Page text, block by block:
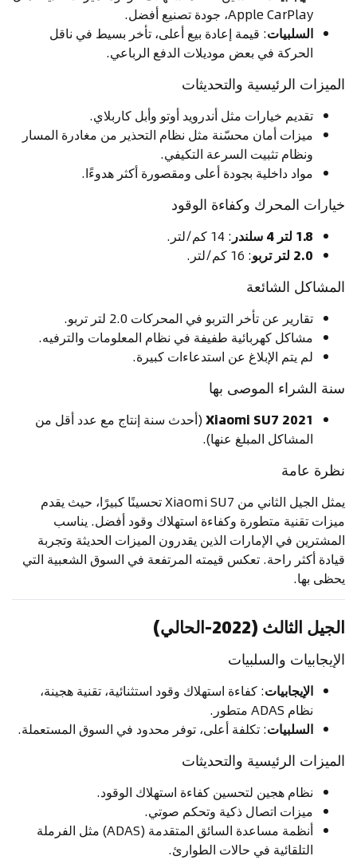
Apple CarPlay، جودة تصنيع أفضل.
السلبيات: قيمة إعادة بيع أعلى، تأخر بسيط في ناقل
الحركة في بعض موديلات الدفع الرباعي.
الميزات الرئيسية والتحديثات
تقديم خيارات مثل أندرويد أوتو وأبل كاربلاي.
ميزات أمان محسّنة مثل نظام التحذير من مغادرة المسار
ونظام تثبيت السرعة التكيفي.
مواد داخلية بجودة أعلى ومقصورة أكثر هدوءًا.
خيارات المحرك وكفاءة الوقود
1.8 لتر 4 سلندر
: 14 كم/لتر.
2.0 لتر تربو
: 16 كم/لتر.
المشاكل الشائعة
تقارير عن تأخر التربو في المحركات 2.0 لتر تربو.
مشاكل كهربائية طفيفة في نظام المعلومات والترفيه.
لم يتم الإبلاغ عن استدعاءات كبيرة.
سنة الشراء الموصى بها
2021 Xiaomi SU7
(أحدث سنة إنتاج مع عدد أقل من
المشاكل المبلغ عنها).
نظرة عامة
يمثل الجيل الثاني من Xiaomi SU7 تحسينًا كبيرًا، حيث يقدم
ميزات تقنية متطورة وكفاءة استهلاك وقود أفضل. يناسب
المشترين في الإمارات الذين يقدرون الميزات الحديثة وتجربة
قيادة أكثر راحة. تعكس قيمته المرتفعة في السوق الشعبية التي
يحظى بها.
الجيل الثالث (2022-الحالي)
الإيجابيات والسلبيات
الإيجابيات: كفاءة استهلاك وقود استثنائية، تقنية هجينة،
نظام ADAS متطور.
السلبيات: تكلفة أعلى، توفر محدود في السوق المستعملة.
الميزات الرئيسية والتحديثات
نظام هجين لتحسين كفاءة استهلاك الوقود.
ميزات اتصال ذكية وتحكم صوتي.
أنظمة مساعدة السائق المتقدمة (ADAS) مثل الفرملة
التلقائية في حالات الطوارئ.